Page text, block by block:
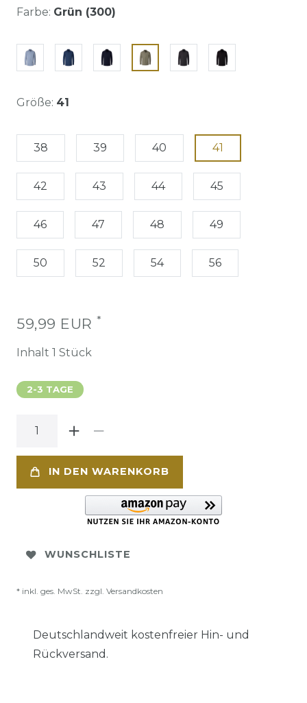
Farbe: Grün (300)
Größe: 41
38 39 40 41
42 43 44 45
46 47 48 49
50 52 54 56
59,99 EUR *
Inhalt 1 Stück
2-3 TAGE
IN DEN WARENKORB
WUNSCHLISTE
* inkl. ges. MwSt. zzgl. Versandkosten
Deutschlandweit kostenfreier Hin- und
Rückversand.